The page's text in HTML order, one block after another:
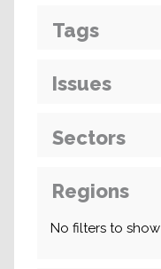
Tags
Issues
Sectors
Regions
No filters to show